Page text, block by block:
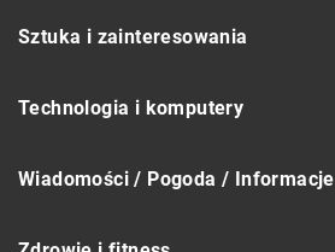
Sztuka i zainteresowania
Technologia i komputery
Wiadomości / Pogoda / Informacje